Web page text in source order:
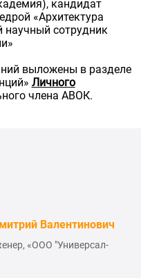
кандидат
«Архитектура
научный сотрудник
выложены в разделе
Личного
члена АВОК.
Валентинович
«ООО "Универсал-